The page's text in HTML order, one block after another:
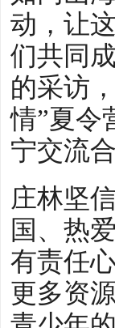
动，让
们共同
的采访
情”夏令
宁交流
庄林坚
国、热
有责任
更多资